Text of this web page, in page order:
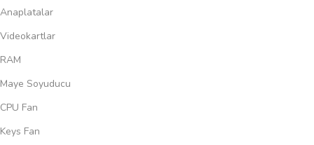
Anaplatalar
Videokartlar
RAM
Maye Soyuducu
CPU Fan
Keys Fan